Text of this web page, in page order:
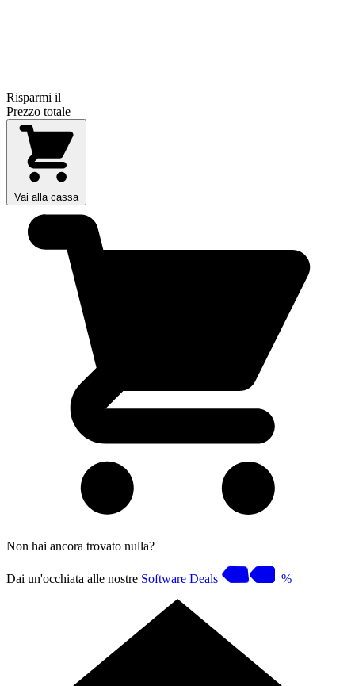
Risparmi il
Prezzo totale
Vai alla cassa
Non hai ancora trovato nulla?
Dai un'occhiata alle nostre Software Deals %